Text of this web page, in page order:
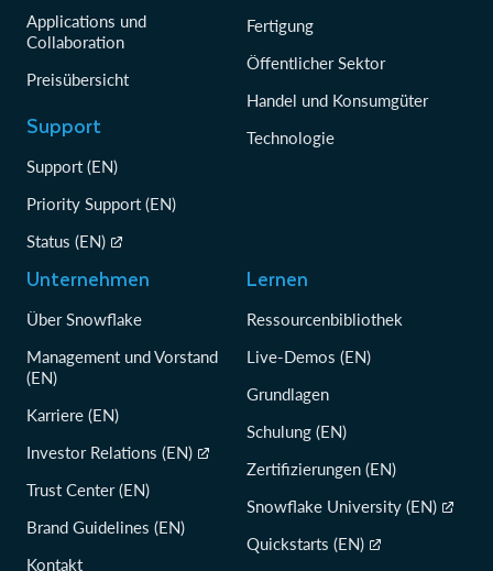
Applications und
Collaboration
Preisübersicht
Support
Support (EN)
Priority Support (EN)
Status (EN)
Fertigung
Öffentlicher Sektor
Handel und Konsumgüter
Technologie
Unternehmen
Über Snowflake
Management und Vorstand
(EN)
Karriere (EN)
Investor Relations (EN)
Trust Center (EN)
Brand Guidelines (EN)
Kontakt
Lernen
Ressourcenbibliothek
Live-Demos (EN)
Grundlagen
Schulung (EN)
Zertifizierungen (EN)
Snowflake University (EN)
Quickstarts (EN)